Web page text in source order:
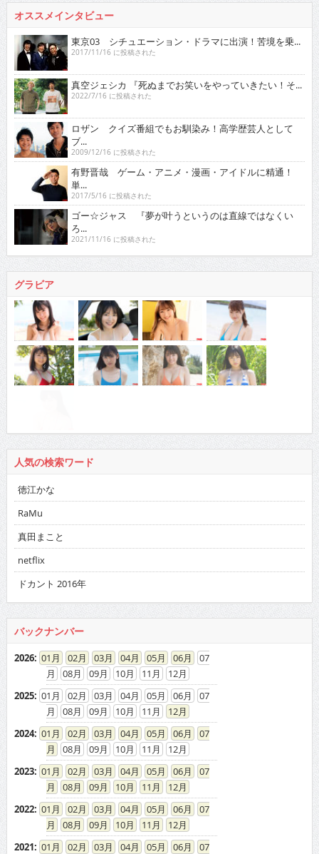
オススメインタビュー
東京03 シチュエーション・ドラマに出演！苦境を乗...
2017/11/16 に投稿された
真空ジェシカ 『死ぬまでお笑いをやっていきたい！そ...
2022/7/16 に投稿された
ロザン クイズ番組でもお馴染み！高学歴芸人として
ブ...
2009/12/16 に投稿された
有野晋哉 ゲーム・アニメ・漫画・アイドルに精通！
単...
2017/5/16 に投稿された
ゴー☆ジャス 『夢が叶うというのは直線ではなくい
ろ...
2021/11/16 に投稿された
グラビア
人気の検索ワード
徳江かな
RaMu
真田まこと
netflix
ドカント 2016年
バックナンバー
2026: 01 02 03 04 05 06
07
08
09 10 11
12
2025: 01 02 03 04 05 06
07
08
09 10 11
12
2024: 01 02 03 04 05 06
07
08
09 10 11
12
2023: 01 02 03 04 05 06
07
08
09 10 11
12
2022: 01 02 03 04 05 06
07
08
09 10 11
12
2021: 01 02 03 04 05 06 07